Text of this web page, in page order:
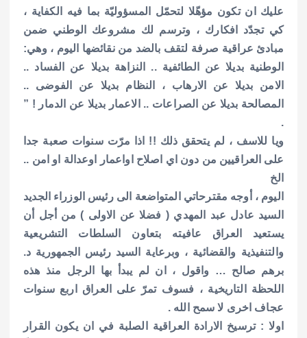
عليك ان تكون مؤهّلا لتحمّل المسؤوليّة بما فيه الكفاية ،
كي تجدّد افكارك ، وترسم لك مشروعك الوطني ضمن
مبادئ عراقية صرفة لتقف بالضد من نقائضها اليوم ، وهي:
الوطنية بديلا عن الطائفية .. النزاهة بديلا عن الفساد ..
الامن بديلا عن الارهاب ، النظام بديلا عن الفوضى ..
المصالحة بديلا عن الصراعات .. الاعمار بديلا عن الدمار ! ”
.
ويا للاسف ، لم يتحقق ذلك !! اذا مرّت سنوات صعبة جدا
على العراقيين من دون اي اصلاح اواعمار اوعدالة او امن ..
الخ
اليوم ، أوجه مقترحاتي المتواضعة الى رئيس الوزراء الجديد
السيد عادل عبد المهدي ( فضلا عن الاولى ) من أجل أن
يستعيد العراق عافيته بتعاون السلطات التشريعية
والتنفيذية والقضائية ، وبرعاية السيد رئيس الجمهورية د.
برهم صالح … واقول ، ان لم يبدأ بها الرجل منذ هذه
اللحظة التاريخية ، فسوف تمرّ على العراق اربع سنوات
عجاف اخرى لا سمح الله .
اولا : ترسيخ الارادة العراقية الصلبة في ان يكون القرار